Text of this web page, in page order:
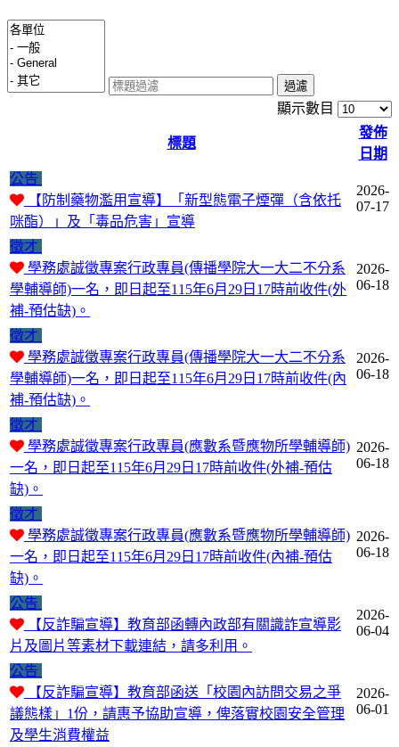
過濾
顯示數目
標題
發佈
日期
公告
【防制藥物濫用宣導】「新型態電子煙彈（含依托
咪酯）」及「毒品危害」宣導
2026-
07-17
徵才
學務處誠徵專案行政專員(傳播學院大一大二不分系
學輔導師)一名，即日起至115年6月29日17時前收件(外
補-預估缺)。
2026-
06-18
徵才
學務處誠徵專案行政專員(傳播學院大一大二不分系
學輔導師)一名，即日起至115年6月29日17時前收件(內
補-預估缺)。
2026-
06-18
徵才
學務處誠徵專案行政專員(應數系暨應物所學輔導師)
一名，即日起至115年6月29日17時前收件(外補-預估
缺)。
2026-
06-18
徵才
學務處誠徵專案行政專員(應數系暨應物所學輔導師)
一名，即日起至115年6月29日17時前收件(內補-預估
缺)。
2026-
06-18
公告
【反詐騙宣導】教育部函轉內政部有關識詐宣導影
片及圖片等素材下載連結，請多利用。
2026-
06-04
公告
【反詐騙宣導】教育部函送「校園內訪問交易之爭
議態樣」1份，請惠予協助宣導，俾落實校園安全管理
及學生消費權益
2026-
06-01